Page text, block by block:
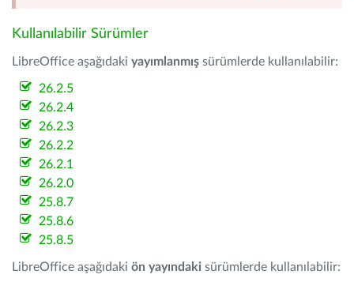
Kullanılabilir Sürümler
LibreOffice aşağıdaki yayımlanmış sürümlerde kullanılabilir:
26.2.5
26.2.4
26.2.3
26.2.2
26.2.1
26.2.0
25.8.7
25.8.6
25.8.5
LibreOffice aşağıdaki ön yayındaki sürümlerde kullanılabilir: